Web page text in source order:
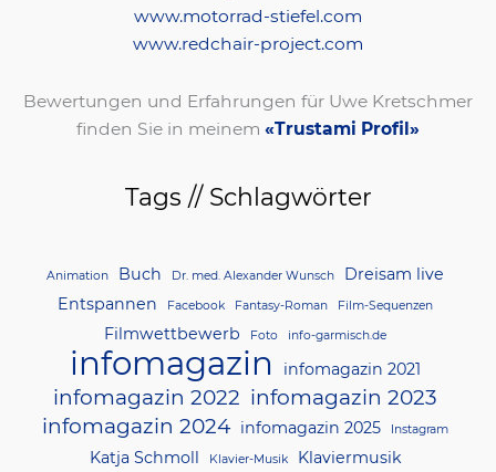
www.motorrad-stiefel.com
www.redchair-project.com
Bewertungen und Erfahrungen für Uwe Kretschmer
finden Sie in meinem «Trustami Profil»
Tags // Schlagwörter
Animation Buch Dr. med. Alexander Wunsch
Dreisam live
Entspannen
Facebook Fantasy-Roman Film-Sequenzen
Filmwettbewerb Foto info-garmisch.de
infomagazin infomagazin 2021
infomagazin 2022 infomagazin 2023
infomagazin 2024 infomagazin 2025 Instagram
Katja Schmoll Klavier-Musik Klaviermusik